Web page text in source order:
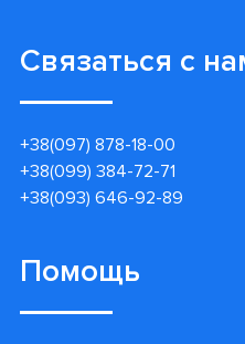
Связаться с
+38(097) 878-18-00
+38(099) 384-72-71
+38(093) 646-92-89
Помощь